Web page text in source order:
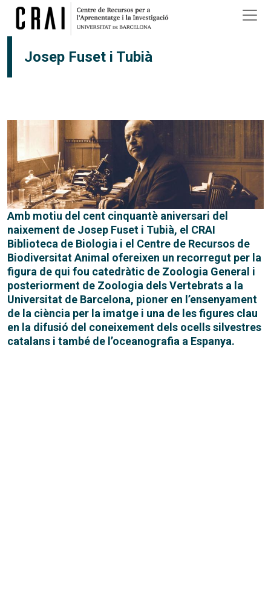
Vés al contingut
Josep Fuset i Tubià
Amb motiu del cent cinquantè aniversari del
naixement de Josep Fuset i Tubià, el CRAI
Biblioteca de Biologia i el Centre de Recursos de
Biodiversitat Animal ofereixen un recorregut per la
figura de qui fou catedràtic de Zoologia General i
posteriorment de Zoologia dels Vertebrats a la
Universitat de Barcelona, pioner en l’ensenyament
de la ciència per la imatge i una de les figures clau
en la difusió del coneixement dels ocells silvestres
catalans i també de l’oceanografia a Espanya.